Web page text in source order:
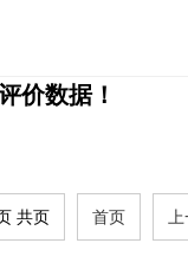
价数据！
共页 首页